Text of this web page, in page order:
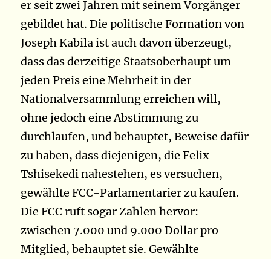
er seit zwei Jahren mit seinem Vorgänger
gebildet hat. Die politische Formation von
Joseph Kabila ist auch davon überzeugt,
dass das derzeitige Staatsoberhaupt um
jeden Preis eine Mehrheit in der
Nationalversammlung erreichen will,
ohne jedoch eine Abstimmung zu
durchlaufen, und behauptet, Beweise dafür
zu haben, dass diejenigen, die Felix
Tshisekedi nahestehen, es versuchen,
gewählte FCC-Parlamentarier zu kaufen.
Die FCC ruft sogar Zahlen hervor:
zwischen 7.000 und 9.000 Dollar pro
Mitglied, behauptet sie. Gewählte